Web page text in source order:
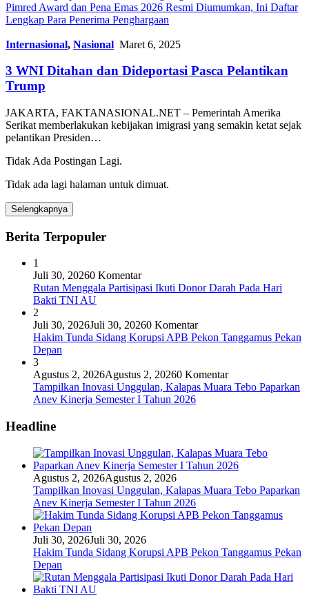
Pimred Award dan Pena Emas 2026 Resmi Diumumkan, Ini Daftar
Lengkap Para Penerima Penghargaan
Internasional, Nasional Maret 6, 2025
3 WNI Ditahan dan Dideportasi Pasca Pelantikan
Trump
JAKARTA, FAKTANASIONAL.NET – Pemerintah Amerika
Serikat memberlakukan kebijakan imigrasi yang semakin ketat sejak
pelantikan Presiden…
Tidak Ada Postingan Lagi.
Tidak ada lagi halaman untuk dimuat.
Selengkapnya
Berita Terpopuler
1
Juli 30, 20260 Komentar
Rutan Menggala Partisipasi Ikuti Donor Darah Pada Hari
Bakti TNI AU
2
Juli 30, 2026Juli 30, 20260 Komentar
Hakim Tunda Sidang Korupsi APB Pekon Tanggamus Pekan
Depan
3
Agustus 2, 2026Agustus 2, 20260 Komentar
Tampilkan Inovasi Unggulan, Kalapas Muara Tebo Paparkan
Anev Kinerja Semester I Tahun 2026
Headline
Agustus 2, 2026Agustus 2, 2026
Tampilkan Inovasi Unggulan, Kalapas Muara Tebo Paparkan
Anev Kinerja Semester I Tahun 2026
Juli 30, 2026Juli 30, 2026
Hakim Tunda Sidang Korupsi APB Pekon Tanggamus Pekan
Depan